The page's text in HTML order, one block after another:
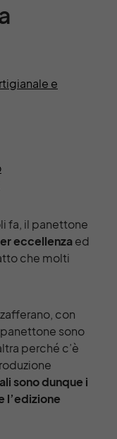
e
fa, il panettone
eccellenzaed
che molti
con
sono
perché c’è
sono dunque i
l’edizione